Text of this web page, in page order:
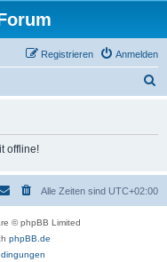
Anmelden
Registrieren
offline!
Alle Zeiten sind UTC+02:00
© phpBB Limited
phpBB.de